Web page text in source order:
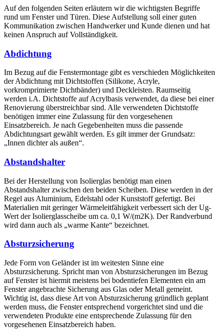
Auf den folgenden Seiten erläutern wir die wichtigsten Begriffe
rund um Fenster und Türen. Diese Aufstellung soll einer guten
Kommunikation zwischen Handwerker und Kunde dienen und hat
keinen Anspruch auf Vollständigkeit.
Abdichtung
Im Bezug auf die Fenstermontage gibt es verschieden Möglichkeiten
der Abdichtung mit Dichtstoffen (Silikone, Acryle,
vorkromprimierte Dichtbänder) und Deckleisten. Raumseitig
werden i.A. Dichtstoffe auf Acrylbasis verwendet, da diese bei einer
Renovierung überstreichbar sind. Alle verwendeten Dichtstoffe
benötigen immer eine Zulassung für den vorgesehenen
Einsatzbereich. Je nach Gegebenheiten muss die passende
Abdichtungsart gewählt werden. Es gilt immer der Grundsatz:
„Innen dichter als außen“.
Abstandshalter
Bei der Herstellung von Isolierglas benötigt man einen
Abstandshalter zwischen den beiden Scheiben. Diese werden in der
Regel aus Aluminium, Edelstahl oder Kunststoff gefertigt. Bei
Materialien mit geringer Wärmeleitfähigkeit verbessert sich der Ug-
Wert der Isolierglasscheibe um ca. 0,1 W/(m2K). Der Randverbund
wird dann auch als „warme Kante“ bezeichnet.
Absturzsicherung
Jede Form von Geländer ist im weitesten Sinne eine
Absturzsicherung. Spricht man von Absturzsicherungen im Bezug
auf Fenster ist hiermit meistens bei bodentiefen Elementen ein am
Fenster angebrachte Sicherung aus Glas oder Metall gemeint.
Wichtig ist, dass diese Art von Absturzsicherung gründlich geplant
werden muss, die Fenster entsprechend vorgerichtet sind und die
verwendeten Produkte eine entsprechende Zulassung für den
vorgesehenen Einsatzbereich haben.